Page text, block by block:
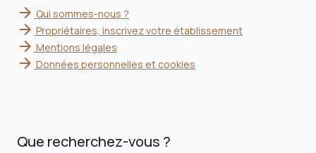
arrow_forward Qui sommes-nous ?
arrow_forward Propriétaires, inscrivez votre établissement
arrow_forward Mentions légales
arrow_forward Données personnelles et cookies
Que recherchez-vous ?